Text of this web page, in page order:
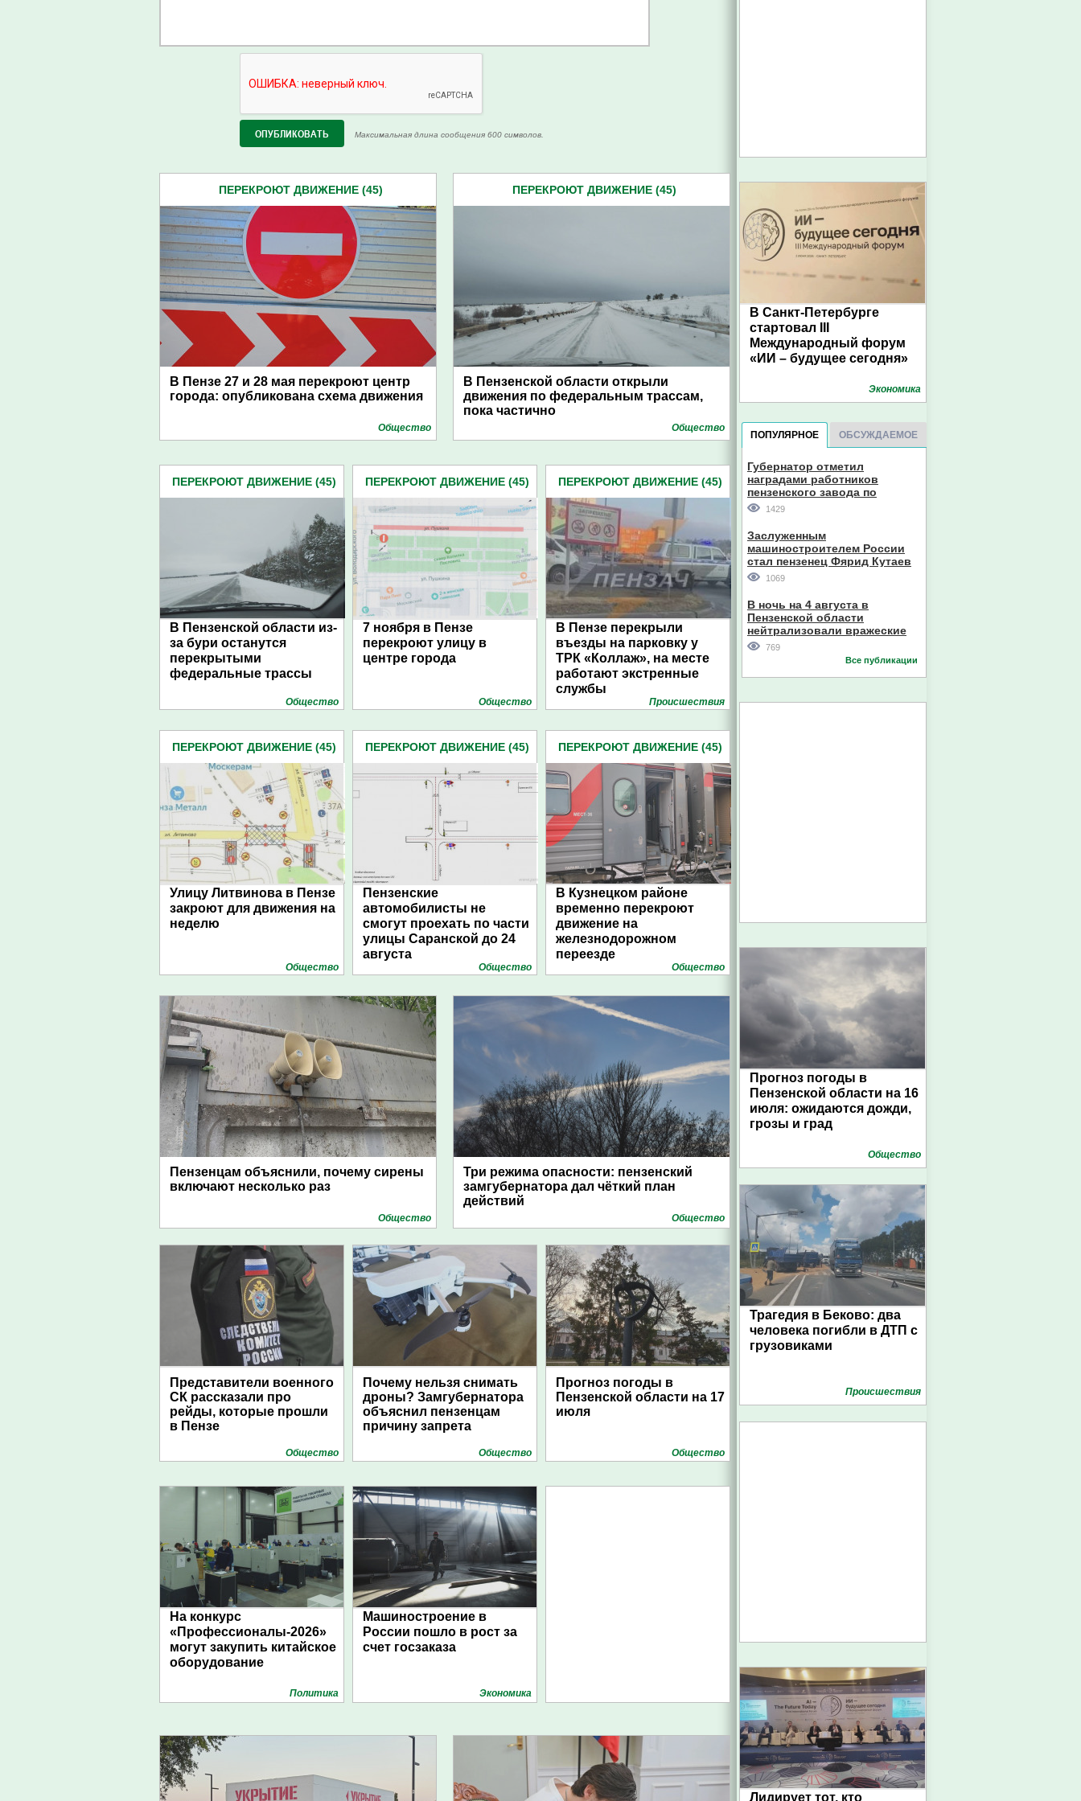
Максимальная длина сообщения 600 символов.
ПЕРЕКРОЮТ ДВИЖЕНИЕ (45)
В Пензе 27 и 28 мая перекроют центр
города: опубликована схема движения
Общество
ПЕРЕКРОЮТ ДВИЖЕНИЕ (45)
В Пензенской области открыли
движения по федеральным трассам,
пока частично
Общество
ПЕРЕКРОЮТ ДВИЖЕНИЕ (45)
В Пензенской области из-
за бури останутся
перекрытыми
федеральные трассы
Общество
ПЕРЕКРОЮТ ДВИЖЕНИЕ (45)
7 ноября в Пензе
перекроют улицу в
центре города
Общество
ПЕРЕКРОЮТ ДВИЖЕНИЕ (45)
В Пензе перекрыли
въезды на парковку у
ТРК «Коллаж», на месте
работают экстренные
службы
Проиcшествия
ПЕРЕКРОЮТ ДВИЖЕНИЕ (45)
Улицу Литвинова в Пензе
закроют для движения на
неделю
Общество
ПЕРЕКРОЮТ ДВИЖЕНИЕ (45)
Пензенские
автомобилисты не
смогут проехать по части
улицы Саранской до 24
августа
Общество
ПЕРЕКРОЮТ ДВИЖЕНИЕ (45)
В Кузнецком районе
временно перекроют
движение на
железнодорожном
переезде
Общество
Пензенцам объяснили, почему сирены
включают несколько раз
Общество
Три режима опасности: пензенский
замгубернатора дал чёткий план
действий
Общество
Представители военного
СК рассказали про
рейды, которые прошли
в Пензе
Общество
Почему нельзя снимать
дроны? Замгубернатора
объяснил пензенцам
причину запрета
Общество
Прогноз погоды в
Пензенской области на 17
июля
Общество
На конкурс
«Профессионалы-2026»
могут закупить китайское
оборудование
Политика
Машиностроение в
России пошло в рост за
счет госзаказа
Экономика
В Санкт-Петербурге
стартовал III
Международный форум
«ИИ – будущее сегодня»
Экономика
ПОПУЛЯРНОЕ ОБСУЖДАЕМОЕ
Губернатор отметил
наградами работников
пензенского завода по
производству станков
1429
Заслуженным
машиностроителем России
стал пензенец Фярид Кутаев
1069
В ночь на 4 августа в
Пензенской области
нейтрализовали вражеские
дроны
769
Все публикации
Прогноз погоды в
Пензенской области на 16
июля: ожидаются дожди,
грозы и град
Общество
Трагедия в Беково: два
человека погибли в ДТП с
грузовиками
Проиcшествия
Лидирует тот, кто